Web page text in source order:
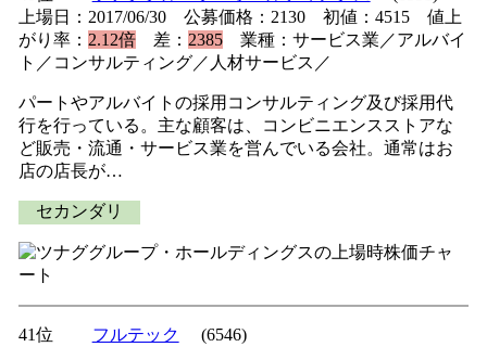
上場日：2017/06/30 公募価格：2130 初値：4515 値上
がり率： 2.12倍差： 2385業種：サービス業／アルバイ
ト／コンサルティング／人材サービス／
パートやアルバイトの採用コンサルティング及び採用代
行を行っている。主な顧客は、コンビニエンスストアな
ど販売・流通・サービス業を営んでいる会社。通常はお
店の店長が…
セカンダリ
41位 フルテック
(6546)